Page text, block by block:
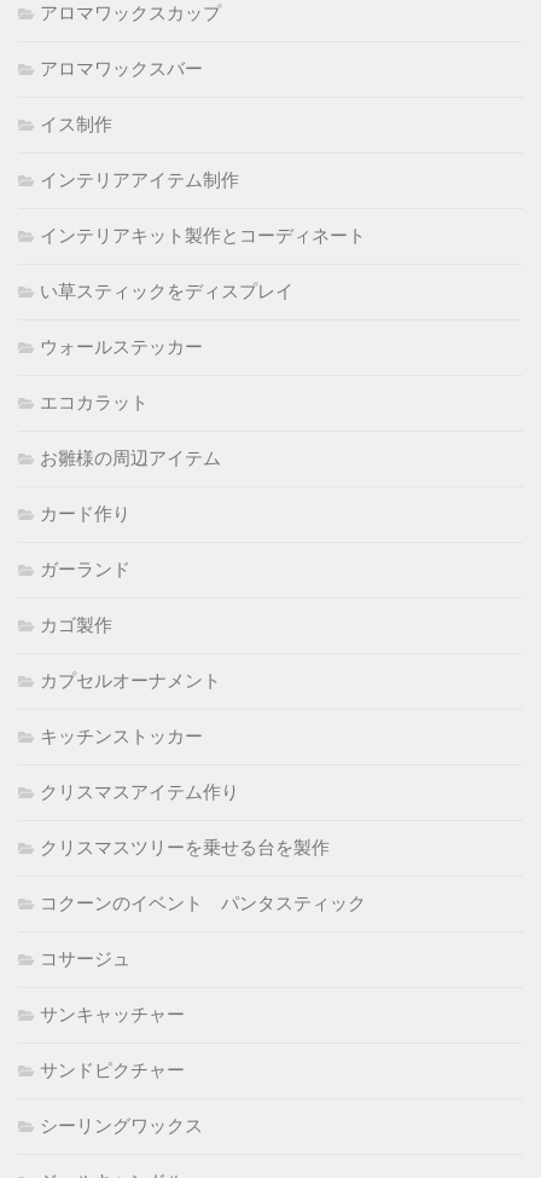
アロマワックスカップ
アロマワックスバー
イス制作
インテリアアイテム制作
インテリアキット製作とコーディネート
い草スティックをディスプレイ
ウォールステッカー
エコカラット
お雛様の周辺アイテム
カード作り
ガーランド
カゴ製作
カプセルオーナメント
キッチンストッカー
クリスマスアイテム作り
クリスマスツリーを乗せる台を製作
コクーンのイベント パンタスティック
コサージュ
サンキャッチャー
サンドピクチャー
シーリングワックス